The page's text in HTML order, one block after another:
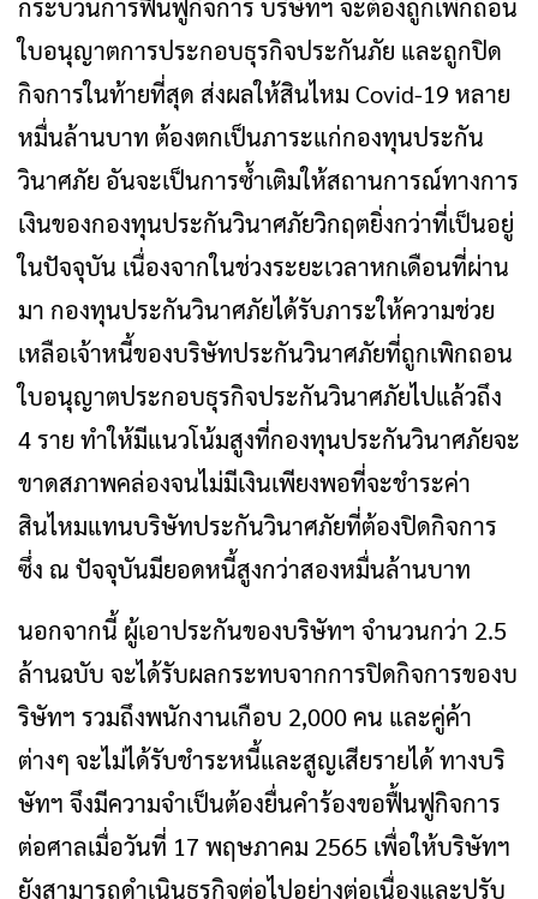
กระบวนการฟื้นฟูกิจการ บริษัทฯ จะต้องถูกเพิกถอน
ใบอนุญาตการประกอบธุรกิจประกันภัย และถูกปิด
กิจการในท้ายที่สุด ส่งผลให้สินไหม Covid-19 หลาย
หมื่นล้านบาท ต้องตกเป็นภาระแก่กองทุนประกัน
วินาศภัย อันจะเป็นการซ้ำเติมให้สถานการณ์ทางการ
เงินของกองทุนประกันวินาศภัยวิกฤตยิ่งกว่าที่เป็นอยู่
ในปัจจุบัน เนื่องจากในช่วงระยะเวลาหกเดือนที่ผ่าน
มา กองทุนประกันวินาศภัยได้รับภาระให้ความช่วย
เหลือเจ้าหนี้ของบริษัทประกันวินาศภัยที่ถูกเพิกถอน
ใบอนุญาตประกอบธุรกิจประกันวินาศภัยไปแล้วถึง
4 ราย ทำให้มีแนวโน้มสูงที่กองทุนประกันวินาศภัยจะ
ขาดสภาพคล่องจนไม่มีเงินเพียงพอที่จะชำระค่า
สินไหมแทนบริษัทประกันวินาศภัยที่ต้องปิดกิจการ
ซึ่ง ณ ปัจจุบันมียอดหนี้สูงกว่าสองหมื่นล้านบาท
นอกจากนี้ ผู้เอาประกันของบริษัทฯ จำนวนกว่า 2.5
ล้านฉบับ จะได้รับผลกระทบจากการปิดกิจการของบ
ริษัทฯ รวมถึงพนักงานเกือบ 2,000 คน และคู่ค้า
ต่างๆ จะไม่ได้รับชำระหนี้และสูญเสียรายได้ ทางบริ
ษัทฯ จึงมีความจำเป็นต้องยื่นคำร้องขอฟื้นฟูกิจการ
ต่อศาลเมื่อวันที่ 17 พฤษภาคม 2565 เพื่อให้บริษัทฯ
ยังสามารถดำเนินธุรกิจต่อไปอย่างต่อเนื่องและปรับ